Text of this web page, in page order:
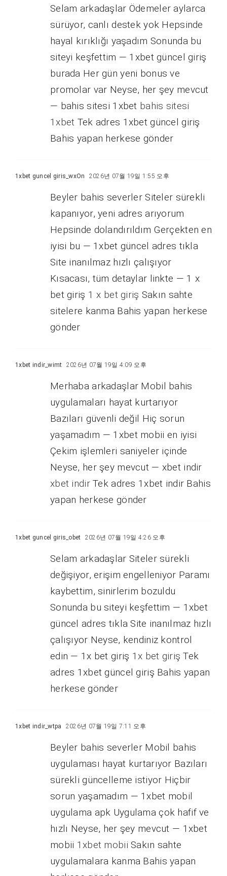
Selam arkadaşlar Ödemeler aylarca
sürüyor, canlı destek yok Hepsinde
hayal kırıklığı yaşadım Sonunda bu
siteyi keşfettim — 1xbet güncel giriş
burada Her gün yeni bonus ve
promolar var Neyse, her şey mevcut
— bahis sitesi 1xbet bahis sitesi
1xbet Tek adres 1xbet güncel giriş
Bahis yapan herkese gönder
1xbet guncel giris_wxOn 2026년 07월 19일 1:55 오후
Beyler bahis severler Siteler sürekli
kapanıyor, yeni adres arıyorum
Hepsinde dolandırıldım Gerçekten en
iyisi bu — 1xbet güncel adres tıkla
Site inanılmaz hızlı çalışıyor
Kısacası, tüm detaylar linkte — 1 x
bet giriş 1 x bet giriş Sakın sahte
sitelere kanma Bahis yapan herkese
gönder
1xbet indir_wimt 2026년 07월 19일 4:09 오후
Merhaba arkadaşlar Mobil bahis
uygulamaları hayat kurtarıyor
Bazıları güvenli değil Hiç sorun
yaşamadım — 1xbet mobii en iyisi
Çekim işlemleri saniyeler içinde
Neyse, her şey mevcut — xbet indir
xbet indirTek adres 1xbet indir Bahis
yapan herkese gönder
1xbet guncel giris_obet 2026년 07월 19일 4:26 오후
Selam arkadaşlar Siteler sürekli
değişiyor, erişim engelleniyor Paramı
kaybettim, sinirlerim bozuldu
Sonunda bu siteyi keşfettim — 1xbet
güncel adres tıkla Site inanılmaz hızlı
çalışıyor Neyse, kendiniz kontrol
edin — 1x bet giriş 1x bet giriş Tek
adres 1xbet güncel giriş Bahis yapan
herkese gönder
1xbet indir_wtpa 2026년 07월 19일 7:11 오후
Beyler bahis severler Mobil bahis
uygulaması hayat kurtarıyor Bazıları
sürekli güncelleme istiyor Hiçbir
sorun yaşamadım — 1xbet mobil
uygulama apk Uygulama çok hafif ve
hızlı Neyse, her şey mevcut — 1xbet
mobii 1xbet mobii Sakın sahte
uygulamalara kanma Bahis yapan